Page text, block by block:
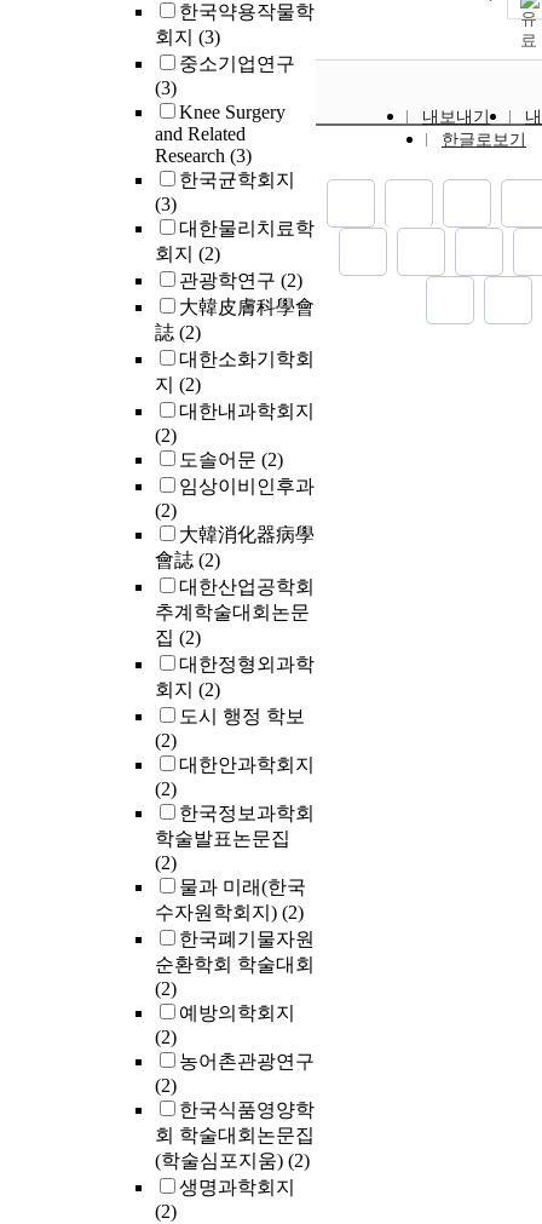
한국약용작물학
회지 (3)
중소기업연구
(3)
Knee Surgery
and Related
Research (3)
한국균학회지
(3)
대한물리치료학
회지 (2)
관광학연구 (2)
大韓皮膚科學會
誌 (2)
대한소화기학회
지 (2)
대한내과학회지
(2)
도솔어문 (2)
임상이비인후과
(2)
大韓消化器病學
會誌 (2)
대한산업공학회
추계학술대회논문
집 (2)
대한정형외과학
회지 (2)
도시 행정 학보
(2)
대한안과학회지
(2)
한국정보과학회
학술발표논문집
(2)
물과 미래(한국
수자원학회지) (2)
한국폐기물자원
순환학회 학술대회
(2)
예방의학회지
(2)
농어촌관광연구
(2)
한국식품영양학
회 학술대회논문집
(학술심포지움) (2)
생명과학회지
(2)
successful
witnessed
while other
change
improve
surgery was
isolated
the
내보내기
한글로보기